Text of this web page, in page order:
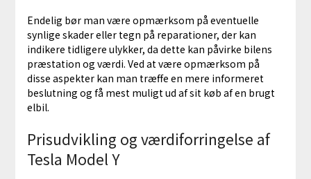
Endelig bør man være opmærksom på eventuelle
synlige skader eller tegn på reparationer, der kan
indikere tidligere ulykker, da dette kan påvirke bilens
præstation og værdi. Ved at være opmærksom på
disse aspekter kan man træffe en mere informeret
beslutning og få mest muligt ud af sit køb af en brugt
elbil.
Prisudvikling og værdiforringelse af
Tesla Model Y